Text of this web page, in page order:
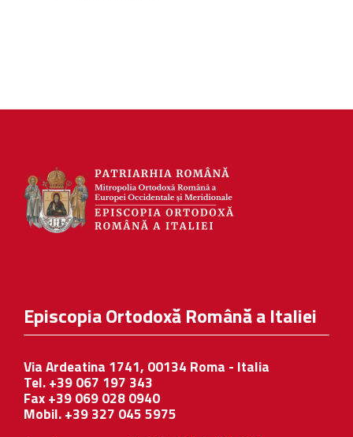
Episcopia Ortodoxă Română a Italiei
Via Ardeatina 1741, 00134 Roma - Italia
Tel. +39 067 197 343
Fax +39 069 028 0940
Mobil. +39 327 045 5975